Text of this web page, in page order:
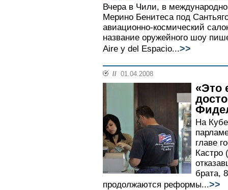
Вчера в Чили, в
Мерино Бенитеса под
авиационно-космический
название оружейного шоу
Aire y del Espacio...>>
// 01.04.2008
«Это
На
главе
Кастро
брата,
продолжаются реформы...>>